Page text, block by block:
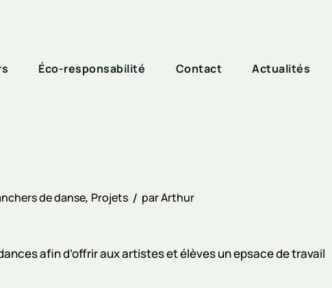
Éco-responsabilité Contact Actualités
de danse Projets parArthur
afin d’offrir aux artistes et élèves un epsace de travail